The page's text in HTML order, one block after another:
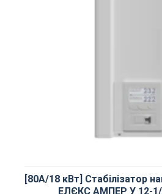
[80А/18 кВт] Стабілізатор
ЕЛЄКС АМПЕР У 12-1/